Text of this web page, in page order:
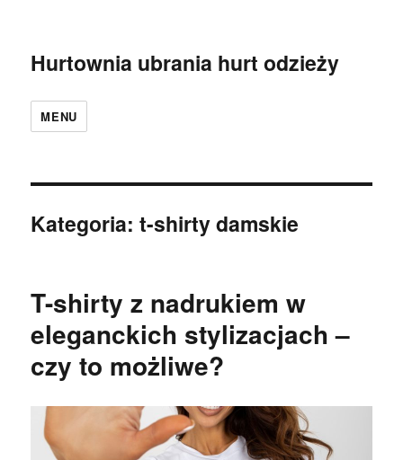
Hurtownia ubrania hurt odzieży
MENU
Kategoria:t-shirty damskie
T-shirty z nadrukiem w
eleganckich stylizacjach –
czy to możliwe?